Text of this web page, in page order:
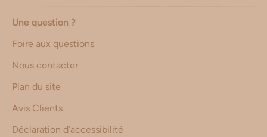
Une question ?
Foire aux questions
Nous contacter
Plan du site
Avis Clients
Déclaration d’accessibilité